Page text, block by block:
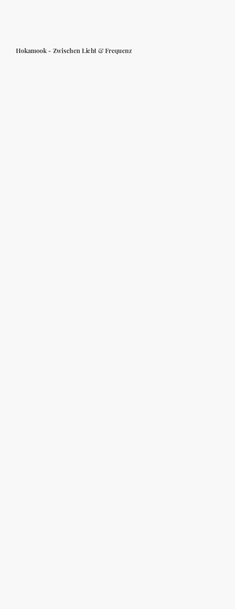
Hokamook - Zwischen Licht & Frequenz